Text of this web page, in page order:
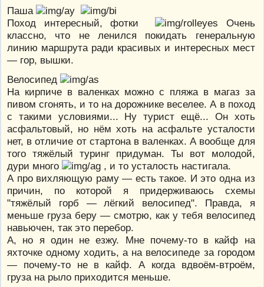
Паша
Поход интересный, фотки
Очень
классно, что не ленился покидать генеральную
линию маршрута ради красивых и интересных мест
— гор, вышки.
Велосипед
На кирпиче в валенках можно с пляжа в магаз за
пивом сгонять, и то на дорожнике веселее. А в поход
с такими условиями... Ну турист ещё... Он хоть
асфальтовый, но нём хоть на асфальте усталости
нет, в отличие от стартона в валенках. А вообще для
того тяжёлый туринг придуман. Ты вот молодой,
дури много
, и то усталость настигала.
А про вихляющую раму — есть такое. И это одна из
причин, по которой я придерживаюсь схемы
"тяжёлый горб — лёгкий велосипед". Правда, я
меньше груза беру — смотрю, как у тебя велосипед
навьючен, так это перебор.
А, но я один не езжу. Мне почему-то в кайф на
яхточке одному ходить, а на велосипеде за городом
— почему-то не в кайф. А когда вдвоём-втроём,
груза на рыло приходится меньше.